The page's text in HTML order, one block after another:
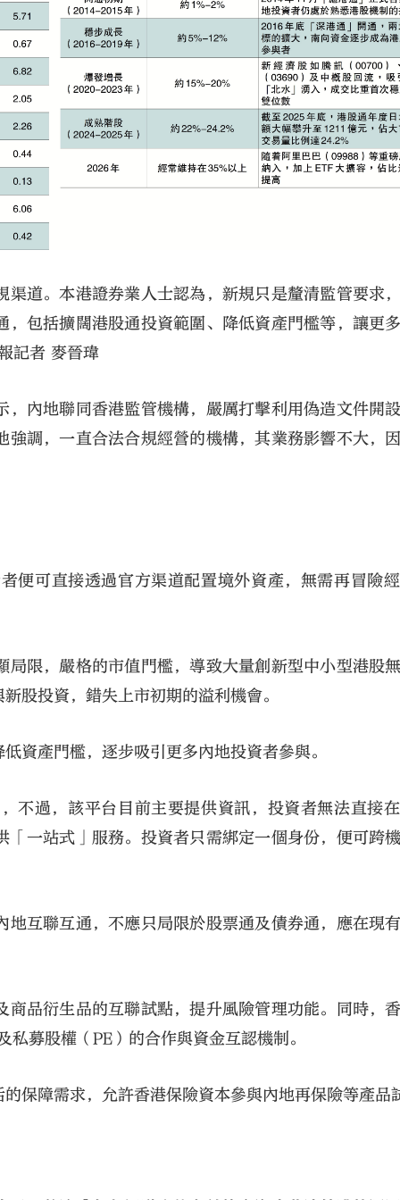
道。本港證券業人士認為，新規只是釐清監管要求
包括擴闊港股通投資範圍、降低資產門檻等，讓更
記者 麥晉瑋
內地聯同香港監管機構，嚴厲打擊利用偽造文件開
調，一直合法合規經營的機構，其業務影響不大，
便可直接透過官方渠道配置境外資產，無需再冒險
限，嚴格的市值門檻，導致大量創新型中小型港股
股投資，錯失上市初期的溢利機會。
資產門檻，逐步吸引更多內地投資者參與。
不過，該平台目前主要提供資訊，投資者無法直接
一站式」服務。投資者只需綁定一個身份，便可跨
互聯互通，不應只局限於股票通及債券通，應在現
品衍生品的互聯試點，提升風險管理功能。同時，
募股權（PE）的合作與資金互認機制。
保障需求，允許香港保險資本參與內地再保險等產品